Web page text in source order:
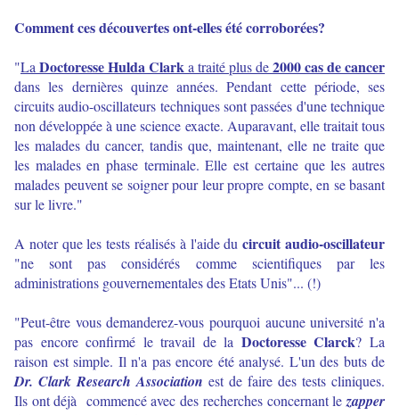
Comment ces découvertes ont-elles été corroborées?
"La Doctoresse Hulda Clarka traité plus de2000 cas de cancer
dans les dernières quinze années. Pendant cette période, ses
circuits audio-oscillateurs techniques sont passées d'une technique
non développée à une science exacte. Auparavant, elle traitait tous
les malades du cancer, tandis que, maintenant, elle ne traite que
les malades en phase terminale. Elle est certaine que les autres
malades peuvent se soigner pour leur propre compte, en se basant
sur le livre."
A noter que les tests réalisés à l'aide ducircuit audio-oscillateur
"ne sont pas considérés comme scientifiques par les
administrations gouvernementales des Etats Unis"... (!)
"Peut-être vous demanderez-vous pourquoi aucune université n'a
pas encore confirmé le travail de la Doctoresse Clarck? La
raison est simple. Il n'a pas encore été analysé. L'un des buts de
Dr. Clark Research Association est de faire des tests cliniques.
Ils ont déjà commencé avec des recherches concernant le zapper